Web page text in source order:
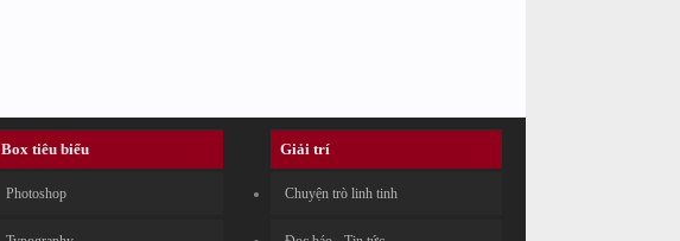
Box tiêu biểu
Photoshop
Giải trí
Chuyện trò linh tinh